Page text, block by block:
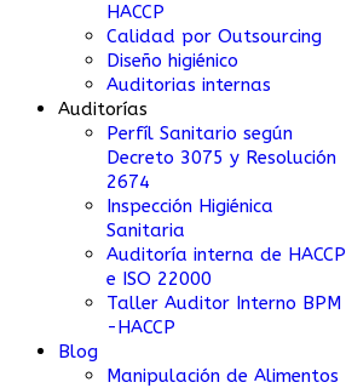
HACCP
Calidad por Outsourcing
Diseño higiénico
Auditorias internas
Auditorías
Perfíl Sanitario según
Decreto 3075 y Resolución
2674
Inspección Higiénica
Sanitaria
Auditoría interna de HACCP
e ISO 22000
Taller Auditor Interno BPM
-HACCP
Blog
Manipulación de Alimentos